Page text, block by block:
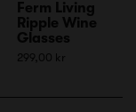
Ferm Living
Ripple Wine
Glasses
299,00 kr